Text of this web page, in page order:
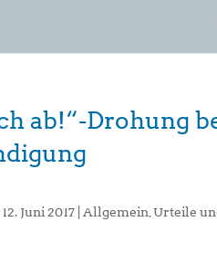
ab!“-Drohung
|12. Juni 2017 Allgemein ,Urteile